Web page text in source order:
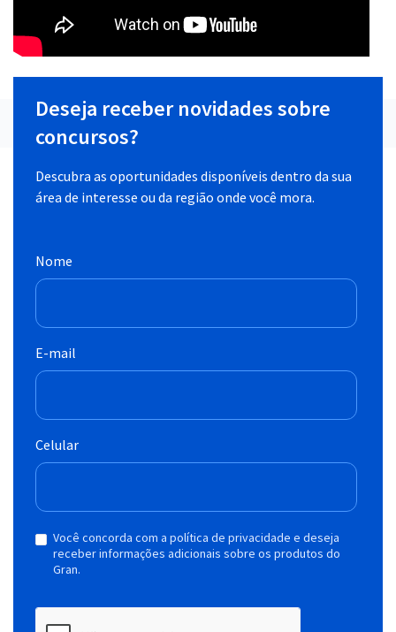
Deseja receber novidades sobre
concursos?
Descubra as oportunidades disponíveis dentro da sua
área de interesse ou da região onde você mora.
Nome
E-mail
Celular
Você concorda com a política de privacidade e deseja
receber informações adicionais sobre os produtos do
Gran.